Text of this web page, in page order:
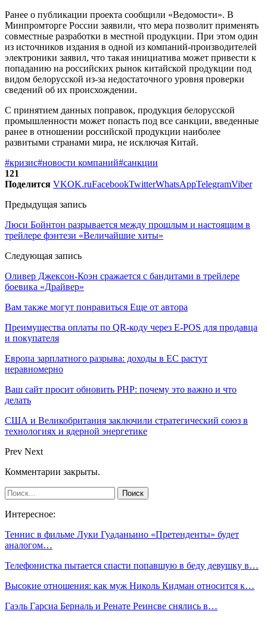
Ранее о публикации проекта сообщили «Ведомости». В
Минпромторге России заявили, что мера позволит применять
совместные разработки в местной продукции. При этом один
из источников издания в одной из компаний-производителей
электроники заявил, что такая инициатива может привести к
попаданию на российских рынок китайской продукции под
видом белорусской из-за недостаточного уровня проверки
сведений об их происхождении.
С принятием данных поправок, продукция белорусской
промышленности может попасть под все санкции, введенные
ранее в отношении российской продукции наиболее
развитыми странами мира, не исключая Китай.
#кризис#новости компаний#санкции
121
Поделится VKOK.ruFacebookTwitterWhatsAppTelegramViber
Предыдущая запись
Люси Бойнтон разрывается между прошлым и настоящим в
трейлере фэнтези «Величайшие хиты»
Следующая запись
Оливер Джексон-Коэн сражается с бандитами в трейлере
боевика «Драйвер»
Вам также могут понравиться Еще от автора
Преимущества оплаты по QR-коду через E-POS для продавца
и покупателя
Европа зарплатного разрыва: доходы в ЕС растут
неравномерно
Ваш сайт просит обновить PHP: почему это важно и что
делать
США и Великобритания заключили стратегический союз в
технологиях и ядерной энергетике
Prev Next
Комментарии закрыты.
Интересное:
Теннис в фильме Луки Гуаданьино «Претенденты» будет
аналогом…
Телефонистка пытается спасти попавшую в беду девушку в…
Высокие отношения: как муж Николь Кидман относится к…
Гаэль Гарсиа Берналь и Ренате Реинсве снялись в…